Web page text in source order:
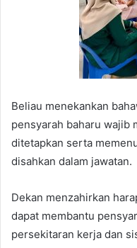
Beliau menekankan
pensyarah baharu wajib
ditetapkan serta
disahkan dalam jawatan.
Dekan menzahirkan
dapat membantu
persekitaran kerja dan